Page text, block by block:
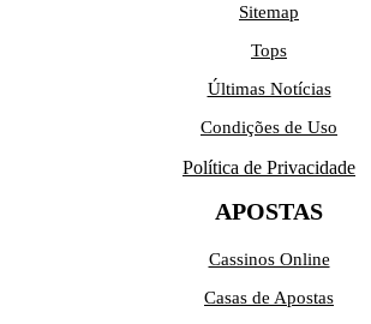
Sitemap
Tops
Últimas Notícias
Condições de Uso
Política de Privacidade
APOSTAS
Cassinos Online
Casas de Apostas